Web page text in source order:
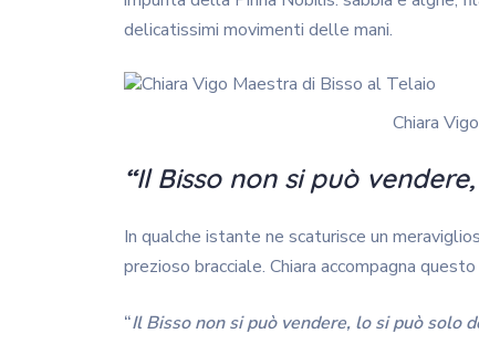
delicatissimi movimenti delle mani.
Chiara
“Il Bisso non si può
In qualche istante ne scaturisce un
prezioso bracciale. Chiara accompagna
“Il Bisso non si può vendere, lo si può solo